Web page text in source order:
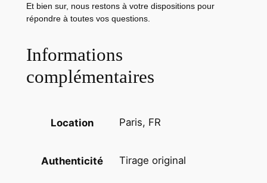
S
m
n
Et bien sur, nous restons à votre dispositions pour
répondre à toutes vos questions.
Informations
complémentaires
Location Paris, FR
Authenticité Tirage original